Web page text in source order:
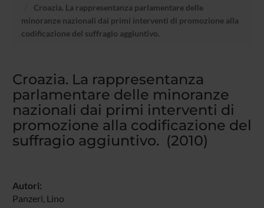
Croazia. La rappresentanza parlamentare delle
minoranze nazionali dai primi interventi di promozione alla
codificazione del suffragio aggiuntivo.
Croazia. La rappresentanza
parlamentare delle minoranze
nazionali dai primi interventi di
promozione alla codificazione del
suffragio aggiuntivo. (2010)
Autori:
Panzeri, Lino